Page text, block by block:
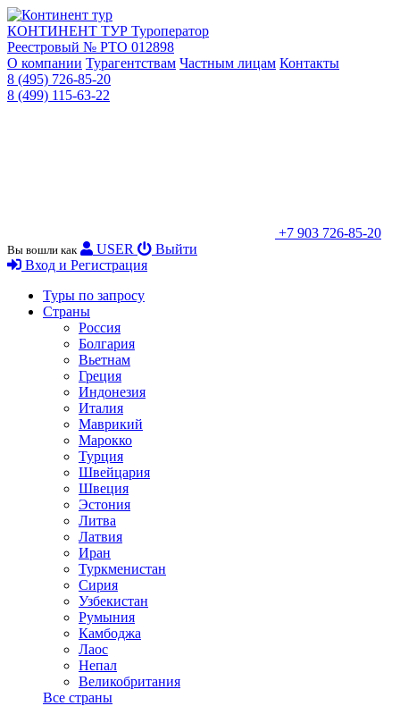
КОНТИНЕНТ ТУР Туроператор
Реестровый № РТО 012898
О компании Турагентствам Частным лицам Контакты
8 (495) 726-85-20
8 (499) 115-63-22
+7 903 726-85-20
Вы вошли как USER
Выйти
Вход и Регистрация
Туры по запросу
Страны
Россия
Болгария
Вьетнам
Греция
Индонезия
Италия
Маврикий
Марокко
Турция
Швейцария
Швеция
Эстония
Литва
Латвия
Иран
Туркменистан
Сирия
Узбекистан
Румыния
Камбоджа
Лаос
Непал
Великобритания
Все страны